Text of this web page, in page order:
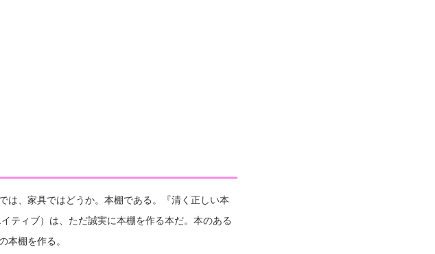
は、家具ではどうか。本棚である。『清く正しい本
ティブ）は、ただ誠実に本棚を作る本だ。本のある
本棚を作る。